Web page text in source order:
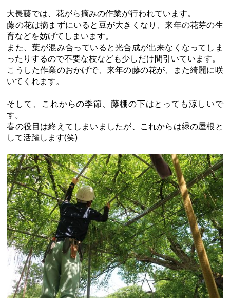
大長藤では、花がら摘みの作業が行われています。
藤の花は摘まずにいると豆が大きくなり、来年の花芽の生
育などを妨げてしまいます。
また、葉が混み合っていると光合成が出来なくなってしま
ったりするので不要な枝なども少しだけ間引いています。
こうした作業のおかげで、来年の藤の花が、また綺麗に咲
いてくれます。
そして、これからの季節、藤棚の下はとっても涼しいで
す。
春の役目は終えてしまいましたが、これからは緑の屋根と
して活躍します(笑)